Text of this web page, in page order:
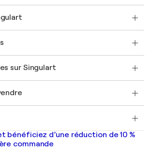
commercial
d'art original
tant qu'Artiste
sur Singulart
à vendre
Belgique
bénéficiez d’une réduction de 10 %
commande